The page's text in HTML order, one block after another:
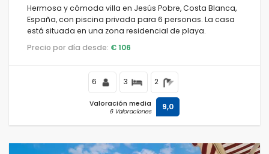
Condiciones
Hermosa y cómoda villa en Jesús Pobre, Costa Blanca,
España, con piscina privada para 6 personas. La casa
está situada en una zona residencial de playa.
Precio por día desde: € 106
6 3 2
Valoración media
6 Valoraciones 9,0